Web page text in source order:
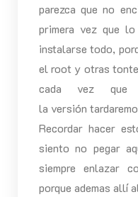
parezca que no
primera vez que
instalarse todo,
el root y otras
cada vez que
la versión
Recordar hacer
siento no pegar
siempre enlazar
porque ademas allí